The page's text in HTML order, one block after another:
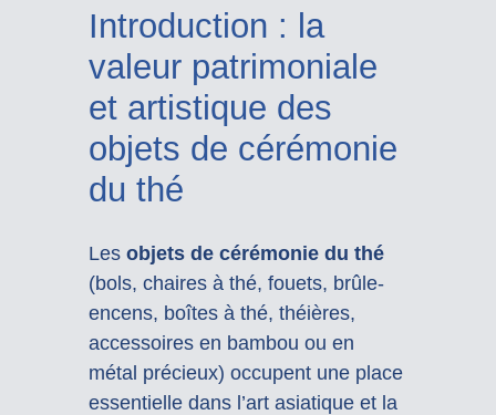
Introduction : la
valeur patrimoniale
et artistique des
objets de cérémonie
du thé
Les objets de cérémonie du thé
(bols, chaires à thé, fouets, brûle-
encens, boîtes à thé, théières,
accessoires en bambou ou en
métal précieux) occupent une place
essentielle dans l’art asiatique et la